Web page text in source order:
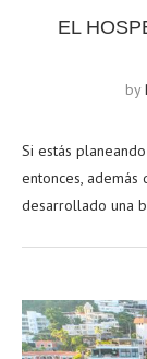
EL
by
Si estás
entonces, además
desarrollado una